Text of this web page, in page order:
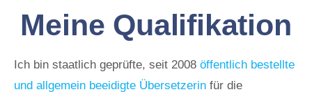
Meine Qualifikation
Ich bin staatlich geprüfte, seit 2008 öffentlich bestellte
und allgemein beeidigte Übersetzerin für die